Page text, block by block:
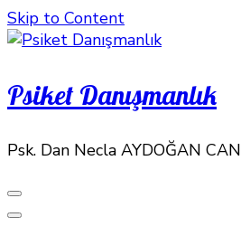
Skip to Content
Psiket Danışmanlık
Psk. Dan Necla AYDOĞAN CAN